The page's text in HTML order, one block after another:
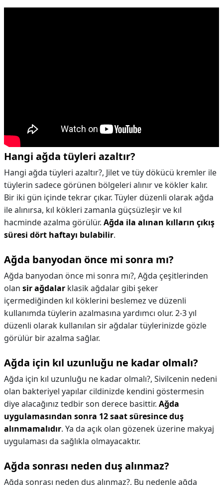
Hangi ağda tüyleri azaltır?
Hangi ağda tüyleri azaltır?, Jilet ve tüy dökücü kremler ile
tüylerin sadece görünen bölgeleri alınır ve kökler kalır.
Bir iki gün içinde tekrar çıkar. Tüyler düzenli olarak ağda
ile alınırsa, kıl kökleri zamanla güçsüzleşir ve kıl
hacminde azalma görülür. Ağda ila alınan kılların çıkış
süresi dört haftayı bulabilir.
Ağda banyodan önce mi sonra mı?
Ağda banyodan önce mi sonra mı?, Ağda çeşitlerinden
olan sir ağdalar klasik ağdalar gibi şeker
içermediğinden kıl köklerini beslemez ve düzenli
kullanımda tüylerin azalmasına yardımcı olur. 2-3 yıl
düzenli olarak kullanılan sir ağdalar tüylerinizde gözle
görülür bir azalma sağlar.
Ağda için kıl uzunluğu ne kadar olmalı?
Ağda için kıl uzunluğu ne kadar olmalı?, Sivilcenin nedeni
olan bakteriyel yapılar cildinizde kendini göstermesin
diye alacağınız tedbir son derece basittir. Ağda
uygulamasından sonra 12 saat süresince duş
alınmamalıdır. Ya da açık olan gözenek üzerine makyaj
uygulaması da sağlıkla olmayacaktır.
Ağda sonrası neden duş alınmaz?
Ağda sonrası neden duş alınmaz?, Bu nedenle ağda